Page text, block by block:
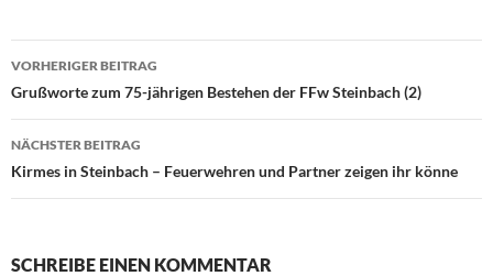
Beitrags-
Navigation
VORHERIGER BEITRAG
Grußworte zum 75-jährigen Bestehen der FFw Steinbach (2)
NÄCHSTER BEITRAG
Kirmes in Steinbach – Feuerwehren und Partner zeigen ihr könne
SCHREIBE EINEN KOMMENTAR